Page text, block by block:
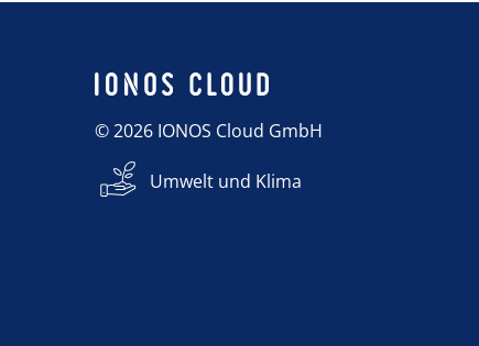
© 2026 IONOS Cloud GmbH
Umwelt und Klima